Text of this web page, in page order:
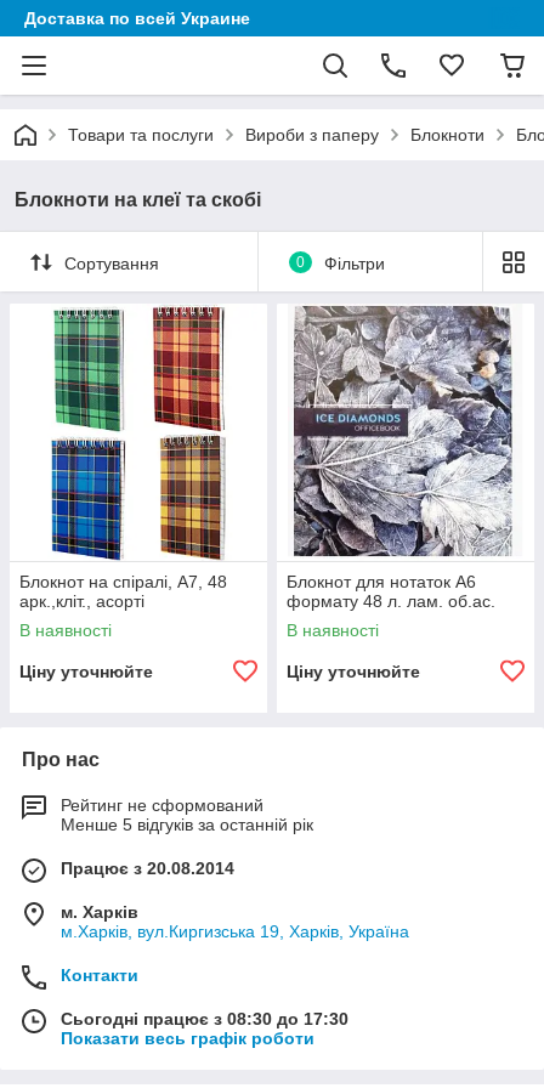
Доставка по всей Украине
Товари та послуги Вироби з паперу Блокноти
Блокноти на клеї та скобі
Сортування 0 Фільтри
Блокнот на спiралi, А7, 48
арк.,кліт., асорті
В наявності
Ціну уточнюйте
Блокнот для нотаток А6
формату 48 л. лам. об.ас.
В наявності
Ціну уточнюйте
Про нас
Рейтинг не сформований
Менше 5 відгуків за останній рік
Працює з 20.08.2014
м. Харків
м.Харків, вул.Киргизська 19, Харків, Україна
Контакти
Сьогодні працює з 08:30 до 17:30
Показати весь графік роботи